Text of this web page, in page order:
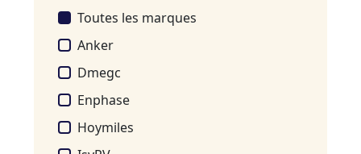
Toutes les marques
Anker
Dmegc
Enphase
Hoymiles